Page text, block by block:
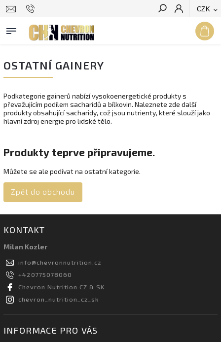
CZK
Hledat
OSTATNÍ GAINERY
Podkategorie gainerů nabízí vysokoenergetické produkty s
převažujícím podílem sacharidů a bílkovin. Naleznete zde další
produkty obsahující sacharidy, což jsou nutrienty, které slouží jako
hlavní zdroj energie pro lidské tělo.
Produkty teprve připravujeme.
Můžete se ale podívat na ostatní kategorie.
Zpět do obchodu
KONTAKT
Milan Kozler
info@chevronnutrition.cz
+420775078060
Chevron Nutrition CZ & SK
chevron_nutrition_cz_sk
INFORMACE PRO VÁS